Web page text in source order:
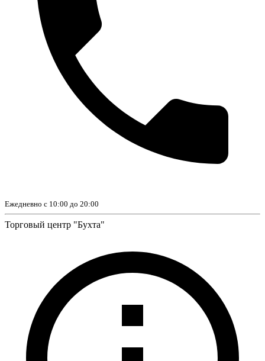
Ежедневно с 10:00 до 20:00
Торговый центр "Бухта"